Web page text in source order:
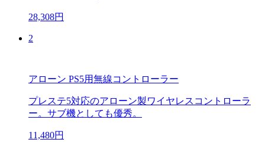
28,308円
2
アローン PS5用無線コントローラー
プレステ5対応のアローン製ワイヤレスコントローラ
ー。サブ機としても優秀。
11,480円